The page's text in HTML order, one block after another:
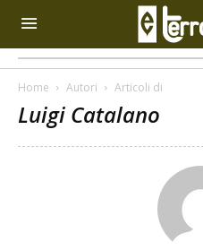
Home Autori Articoli di
Luigi Catalano